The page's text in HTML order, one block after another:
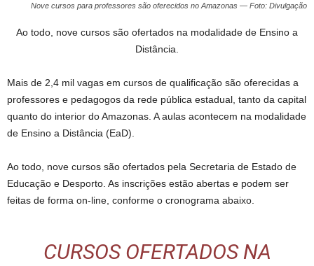
Nove cursos para professores são oferecidos no Amazonas — Foto: Divulgação
Ao todo, nove cursos são ofertados na modalidade de Ensino a
Distância.
Mais de 2,4 mil vagas em cursos de qualificação são oferecidas a
professores e pedagogos da rede pública estadual, tanto da capital
quanto do interior do Amazonas. A aulas acontecem na modalidade
de Ensino a Distância (EaD).
Ao todo, nove cursos são ofertados pela Secretaria de Estado de
Educação e Desporto. As inscrições estão abertas e podem ser
feitas de forma on-line, conforme o cronograma abaixo.
CURSOS OFERTADOS NA